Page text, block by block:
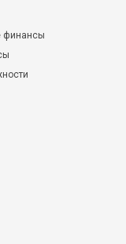
финансы